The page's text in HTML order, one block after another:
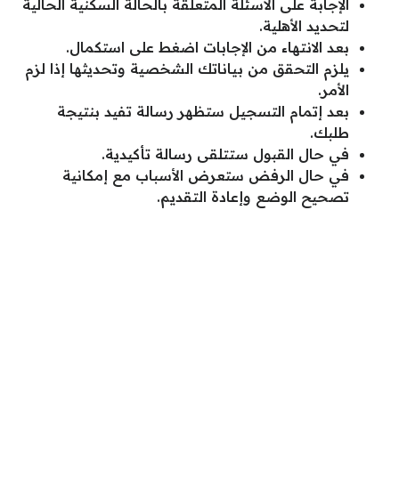
الإجابة على الأسئلة المتعلقة بالحالة السكنية الحالية
لتحديد الأهلية.
بعد الانتهاء من الإجابات اضغط على استكمال.
يلزم التحقق من بياناتك الشخصية وتحديثها إذا لزم
الأمر.
بعد إتمام التسجيل ستظهر رسالة تفيد بنتيجة
طلبك.
في حال القبول ستتلقى رسالة تأكيدية.
في حال الرفض ستعرض الأسباب مع إمكانية
تصحيح الوضع وإعادة التقديم.